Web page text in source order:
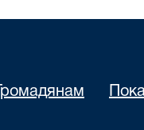
Громадянам